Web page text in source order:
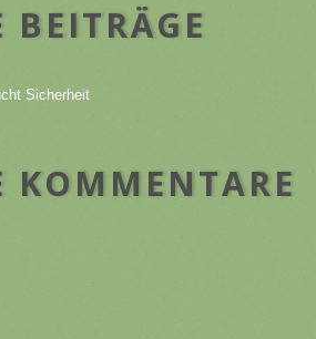
BEITRÄGE
Sicherheit
KOMMENTARE